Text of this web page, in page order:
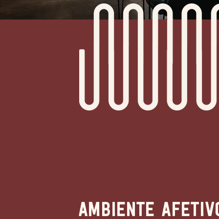
Ambiente